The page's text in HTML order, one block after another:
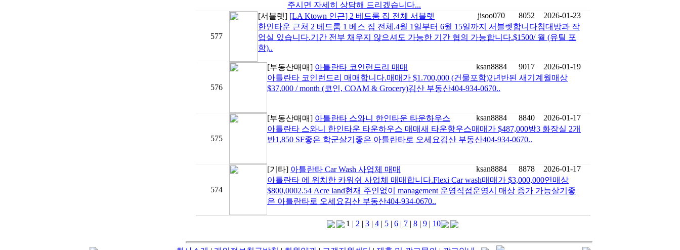
주시면 자세히 상담해 드리겠습니다...
577
[서블렛] [LA Ktown 인근] 2 베드룸 집 전체 서블렛 jisoo070 8052
2026-01-23
한인타운 근처 2 베드룸 1 베스 집 전체.4월 1일부터 6월 15일까지 서블렛합니다침대방과 작
업실 있습니다.기간 전부 채우지 않으셔도 가능한 기간 협의 가능합니다.$1500/ 월 (유틸 포
함)..
576
[부동산매매] 아틀란타 코인런드리 매매 ksan8884 9017
2026-01-19
아틀란타 코인런드리 매매합니다.매매가 $1.700,000 (건물포함)2년반된 새기계월매상
$37,000 / month (코인, COAM & Grocery)김산 부동산404-934-0670..
575
[부동산매매] 아틀란타 스와니 한인타운 타운하우스 ksan8884 8840
2026-01-17
아틀란타 스와니 한인타운 타운하우스 매매새 타운항우스매매가 $487,000방3 화장실 2개
반1,850 SF좋은 학군살기좋은 아틀란타로 오세요김산 부동산404-934-0670..
574
[기타] 아틀란타 Car Wash 사업체 매매 ksan8884 8878
2026-01-17
아틀란타 에 위치한 카워쉬 사업체 매매합니다.Flexi Car wash매매가 $3,000,000연매상
$800,0002.54 Acre land현재 주인없이 management 운영직접운영시 매상 증가 가능살기좋
은 아틀란타로 오세요김산 부동산404-934-0670..
1 | 2 | 3| 4| 5| 6| 7| 8| 9| 10